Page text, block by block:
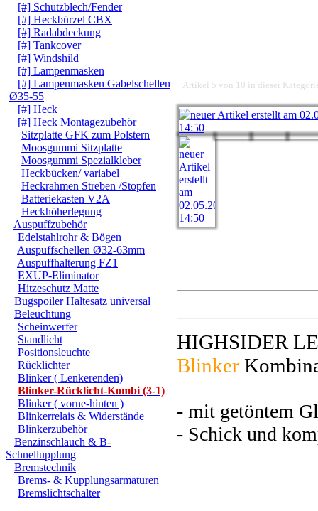
[#] Schutzblech/Fender
[#] Heckbürzel CBX
[#] Radabdeckung
[#] Tankcover
[#] Windshild
[#] Lampenmasken
[#] Lampenmasken Gabelschellen
Ø35-55
[#] Heck
[#] Heck Montagezubehör
Sitzplatte GFK zum Polstern
Moosgummi Sitzplatte
Moosgummi Spezialkleber
Heckbücken/ variabel
Heckrahmen Streben /Stopfen
Batteriekasten V2A
Heckhöherlegung
Auspuffzubehör
Edelstahlrohr & Bögen
Auspuffschellen Ø32-63mm
Auspuffhalterung FZ1
EXUP-Eliminator
Hitzeschutz Matte
Bugspoiler Haltesatz universal
Beleuchtung
Scheinwerfer
Standlicht
Positionsleuchte
Rücklichter
Blinker ( Lenkerenden)
Blinker-Rücklicht-Kombi (3-1)
Blinker ( vorne-hinten )
Blinkerrelais & Widerstände
Blinkerzubehör
Benzinschlauch & B-
Schnellupplung
Bremstechnik
Brems- & Kupplungsarmaturen
Bremslichtschalter
Artikel 5 von 10 in dieser
HIGHSIDER
Blinker
- mit getöntem
- Schick und